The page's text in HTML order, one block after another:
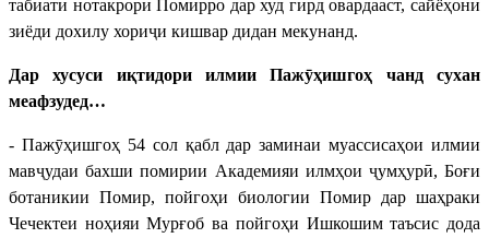
табиати нотакрори Помирро дар худ гирд овардааст, сайёҳони
зиёди дохилу хориҷи кишвар дидан мекунанд.
Дар хусуси иқтидори илмии Пажӯҳишгоҳ чанд сухан
меафзудед…
- Пажӯҳишгоҳ 54 сол қабл дар заминаи муассисаҳои илмии
мавҷудаи бахши помирии Академияи илмҳои ҷумҳурӣ, Боғи
ботаникии Помир, пойгоҳи биологии Помир дар шаҳраки
Чечектеи ноҳияи Мурғоб ва пойгоҳи Ишкошим таъсис дода